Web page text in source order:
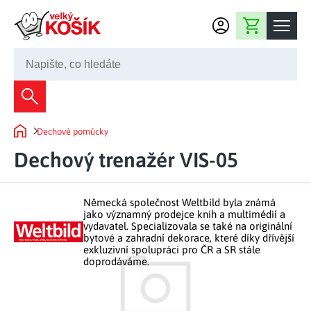
Nákupní košík
245 008 200
Dekorace
Bytové dekorace
Zahradní dekorace
Květiny a věnce
Světelné dekorace
Fontány a kašny
Velikonoční dekorace
Bytový textil
Domácí elektro
Předsíň a chodba
Koupelna a záchod
Kuchyňské pomůcky
Prostírání a stolování
Příprava nápojů
Grilování a smažení
Koupelnový nábytek
Nábytek do předsíně
Nábytek do ložnice
Zahrada
Dechové pomůcky
Dechový trenažér VIS-05
Německá společnost Weltbild byla známá
jako významný prodejce knih a multimédií a
vydavatel. Specializovala se také na originální
bytové a zahradní dekorace, které díky dřívější
exkluzivní spolupráci pro ČR a SR stále
doprodáváme.